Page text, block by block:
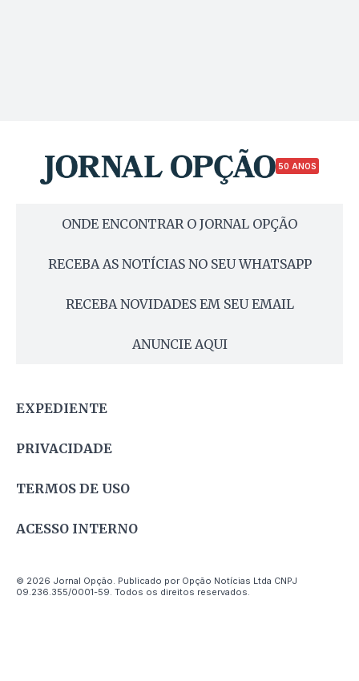
50 ANOS
ONDE ENCONTRAR O JORNAL OPÇÃO
RECEBA AS NOTÍCIAS NO SEU WHATSAPP
RECEBA NOVIDADES EM SEU EMAIL
ANUNCIE AQUI
EXPEDIENTE
PRIVACIDADE
TERMOS DE USO
ACESSO INTERNO
© 2026 Jornal Opção. Publicado por Opção Notícias Ltda CNPJ
09.236.355/0001-59. Todos os direitos reservados.